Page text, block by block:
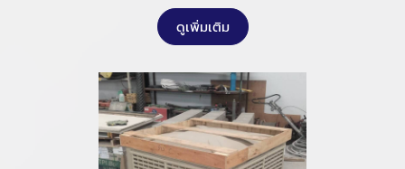
ดูเพิ่มเติม